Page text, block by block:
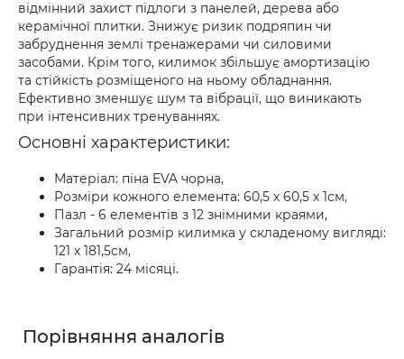
відмінний захист підлоги з панелей, дерева або
керамічної плитки. Знижує ризик подряпин чи
забруднення землі тренажерами чи силовими
засобами. Крім того, килимок збільшує амортизацію
та стійкість розміщеного на ньому обладнання.
Ефективно зменшує шум та вібрації, що виникають
при інтенсивних тренуваннях.
Основні характеристики:
Матеріал: піна EVA чорна,
Розміри кожного елемента: 60,5 х 60,5 х 1см,
Пазл - 6 елементів з 12 знімними краями,
Загальний розмір килимка у складеному вигляді:
121 х 181,5см,
Гарантія: 24 місяці.
Порівняння аналогів